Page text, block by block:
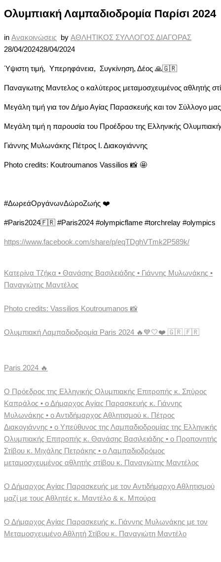
Ολυμπιακή Λαμπαδιοδρομία Παρίσι 2024
in Ανακοινώσεις by ΑΘΛΗΤΙΚΟΣ ΣΥΛΛΟΓΟΣ ΔΙΑΓΟΡΑΣ
28/04/202428/04/2024
Ύψιστη τιμή,  Υπερηφάνεια,  Συγκίνηση, Δέος 🙏🇬🇷
Παναγιωτης Μαντελος ο καλύτερος μεταμοσχευμένος αθλητής
Μεγάλη τιμή για τον Δήμο Αγίας Παρασκευής και τον Σύλλογο
Μεγάλη τιμή η παρουσία του Προέδρου της Ελληνικής
Γιάννης Μυλωνάκης Πέτρος Ι. Διακογιάννης
Photo credits: Koutroumanos Vassilios 📸 🤩
#ΔωρεάΟργάνωνΔώροΖωής ❤️
#Paris2024🇫🇷 #Paris2024 #olympicflame #torchrelay #olympics
https://www.facebook.com/share/p/eqTDghVTmk2P589k/
Κατερίνα Τζήκα • Θανάσης Βασιλειάδης • Γιάννης Μυλωνάκης •
Παναγιώτης Μαντέλος
Photo credits: Vassilios Koutroumanos 📸
Ολυμπιακή Λαμπαδιοδρομία Paris 2024 🔥💙🤍❤️ 🇬🇷 🇫🇷
Paris 2024 🔥
Ο Πρόεδρος της Ελληνικής Ολυμπιακής Επιτροπής κ. Σπύρος
Καπράλος • ο Δήμαρχος Αγίας Παρασκευής κ. Γιάννης
Μυλωνάκης • ο Αντιδήμαρχος Αθλητισμού κ. Πέτρος
Διακογιάννης • ο Υπεύθυνος της Λαμπαδιοδρομίας της Ελληνικής
Ολυμπιακής Επιτροπής κ. Θανάσης Βασιλειάδης • ο Προπονητής
Στίβου κ. Μιχάλης Πετράκης • ο Λαμπαδιοδρόμος
μεταμοσχευμένος αθλητής στίβου κ. Παναγιώτης Μαντέλος
Ο Δήμαρχος Αγίας Παρασκευής με τον Αντιδήμαρχο Αθλητισμού
μαζί με τους Αθλητές κ. Μαντέλο & κ. Μπούρα
Ο Δήμαρχος Αγίας Παρασκευής κ. Γιάννης Μυλωνάκης με τον
Μεταμοσχευμένο Αθλητή Στίβου κ. Παναγιώτη Μαντέλο